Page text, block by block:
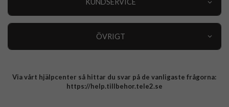
KUNDSERVICE
ÖVRIGT
Integritetspolicy
Via vårt hjälpcenter så hittar du svar på de vanligaste frågorna:
https://help.tillbehor.tele2.se